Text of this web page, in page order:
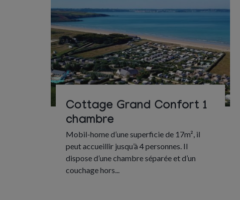
Cottage Grand Confort 1
chambre
Mobil-home d’une superficie de 17m², il
peut accueillir jusqu’à 4 personnes. Il
dispose d’une chambre séparée et d’un
couchage hors...